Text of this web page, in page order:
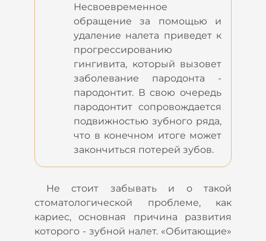
Несвоевременное
обращение за помощью и
удаление налета приведет к
прогрессированию
гингивита, который вызовет
заболевание пародонта -
пародонтит. В свою очередь
пародонтит сопровождается
подвижностью зубного ряда,
что в конечном итоге может
закончиться потерей зубов.
Не стоит забывать и о такой
стоматологической проблеме, как
кариес, основная причина развития
которого - зубной налет. «Обитающие»